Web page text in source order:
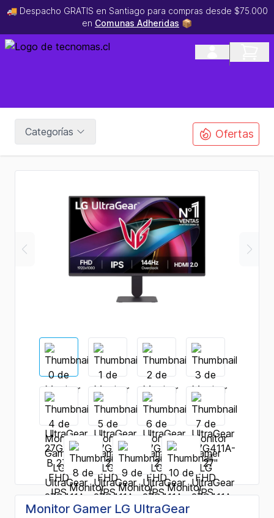
🚚 Despacho GRATIS en Santiago para compras desde $75.000
en Comunas Adheridas 📦
Categorías Ofertas
Monitor Gamer LG UltraGear